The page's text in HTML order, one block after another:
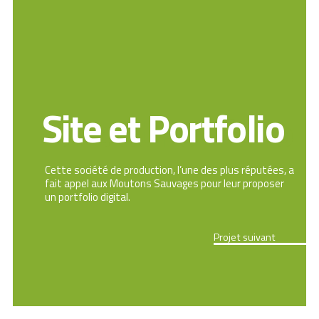
Projet suivant
Site et Portfolio
Cette société de production, l’une des plus réputées, a
fait appel aux Moutons Sauvages pour leur proposer
un portfolio digital.